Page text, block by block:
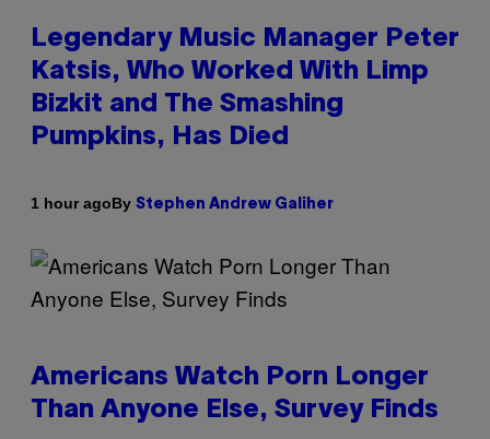
Legendary Music Manager Peter
Katsis, Who Worked With Limp
Bizkit and The Smashing
Pumpkins, Has Died
1 hour agoBy Stephen Andrew Galiher
Americans Watch Porn Longer
Than Anyone Else, Survey Finds